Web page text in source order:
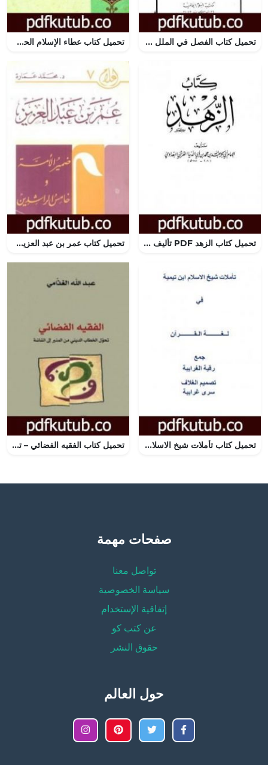
تحميل كتاب الفصل في الملل والأهواء والنحل – الجزء الثالث PDF تأليف ابن حزم الأندلسي مجانا [كامل] تحميل كتاب عطاء الإسلام الحضاري PDF تأليف أنور الجندي مجانا [كامل]
تحميل كتاب الزهد PDF تأليف ابن أبي الدنيا مجانا [كامل] تحميل كتاب عمر بن عبد العزيز: ضمير الأمة وخامس الخلفاء الراشدين PDF تأليف محمد عمارة مجانا [كامل]
تحميل كتاب تأملات شيخ الاسلام ابن تيمية في لغة القرآن الكريم PDF تأليف رقية محمود الغرايبة مجانا [كامل] تحميل كتاب الفقيه الفضائي – تحول الخطاب الديني من المنبر إلى الشاشة PDF تأليف عبد الله الغذامي مجانا [كامل]
صفحات مهمة
تواصل معنا
سياسة الخصوصية
إتفاقية الإستخدام
عن كتب كو
حقوق النشر
حول العالم